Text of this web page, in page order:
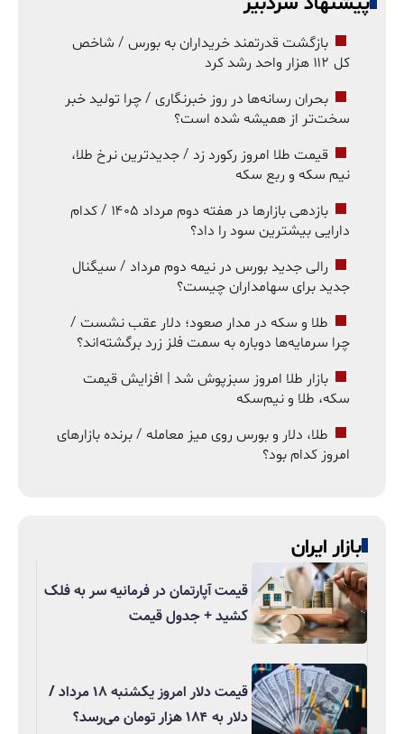
بازگشت قدرتمند خریداران به بورس / شاخص
کل ۱۱۲ هزار واحد رشد کرد
بحران رسانه‌ها در روز خبرنگاری / چرا تولید خبر
سخت‌تر از همیشه شده است؟
قیمت طلا امروز رکورد زد / جدیدترین نرخ طلا،
نیم سکه و ربع سکه
بازدهی بازارها در هفته دوم مرداد ۱۴۰۵ / کدام
دارایی بیشترین سود را داد؟
رالی جدید بورس در نیمه دوم مرداد / سیگنال
جدید برای سهامداران چیست؟
طلا و سکه در مدار صعود؛ دلار عقب نشست /
چرا سرمایه‌ها دوباره به سمت فلز زرد برگشته‌اند؟
بازار طلا امروز سبزپوش شد | افزایش قیمت
سکه، طلا و نیم‌سکه
طلا، دلار و بورس روی میز معامله / برنده بازارهای
امروز کدام بود؟
بازار ایران
قیمت آپارتمان در فرمانیه سر به فلک
کشید + جدول قیمت
قیمت دلار امروز یکشنبه ۱۸ مرداد /
دلار به ۱۸۴ هزار تومان می‌رسد؟